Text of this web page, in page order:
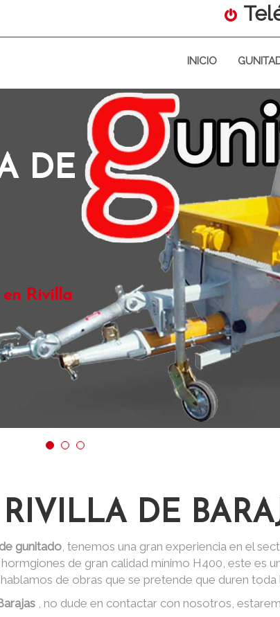
INICIO
DE
Rivilla
DE
gunitado, tenemos una gran experiencia en el
de gran calidad mínimo H400, este es
de obras que se pretende que duren toda
, no dude en contactar con nosotros,